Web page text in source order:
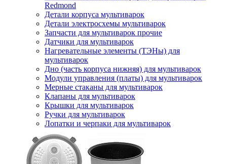
Redmond
Детали корпуса мультиварок
Детали электросхемы мультиварок
Запчасти для мультиварок прочие
Датчики для мультиварок
Нагревательные элементы (ТЭНы) для
мультиварок
Дно (часть корпуса нижняя) для мультиварок
Модули управления (платы) для мультиварок
Мерные стаканы для мультиварок
Клапаны для мультиварок
Крышки для мультиварок
Ручки для мультиварок
Лопатки и черпаки для мультиварок